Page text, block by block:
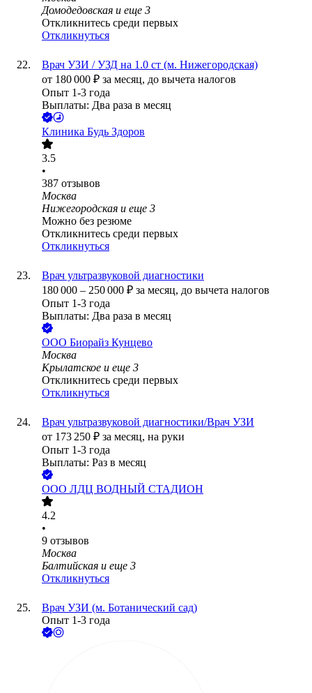
Домодедовская и еще 3
Откликнитесь среди первых
Откликнуться
Врач УЗИ / УЗД на 1.0 ст (м. Нижегородская)
от 180 000 ₽ за месяц, до вычета налогов
Опыт 1-3 года
Выплаты: Два раза в месяц
Клиника Будь Здоров
3.5
•
387 отзывов
Москва
Нижегородская и еще 3
Можно без резюме
Откликнитесь среди первых
Откликнуться
Врач ультразвуковой диагностики
180 000 – 250 000 ₽ за месяц, до вычета налогов
Опыт 1-3 года
Выплаты: Два раза в месяц
ООО Биорайз Кунцево
Москва
Крылатское и еще 3
Откликнитесь среди первых
Откликнуться
Врач ультразвуковой диагностики/Врач УЗИ
от 173 250 ₽ за месяц, на руки
Опыт 1-3 года
Выплаты: Раз в месяц
ООО ЛДЦ ВОДНЫЙ СТАДИОН
4.2
•
9 отзывов
Москва
Балтийская и еще 3
Откликнуться
Врач УЗИ (м. Ботанический сад)
Опыт 1-3 года